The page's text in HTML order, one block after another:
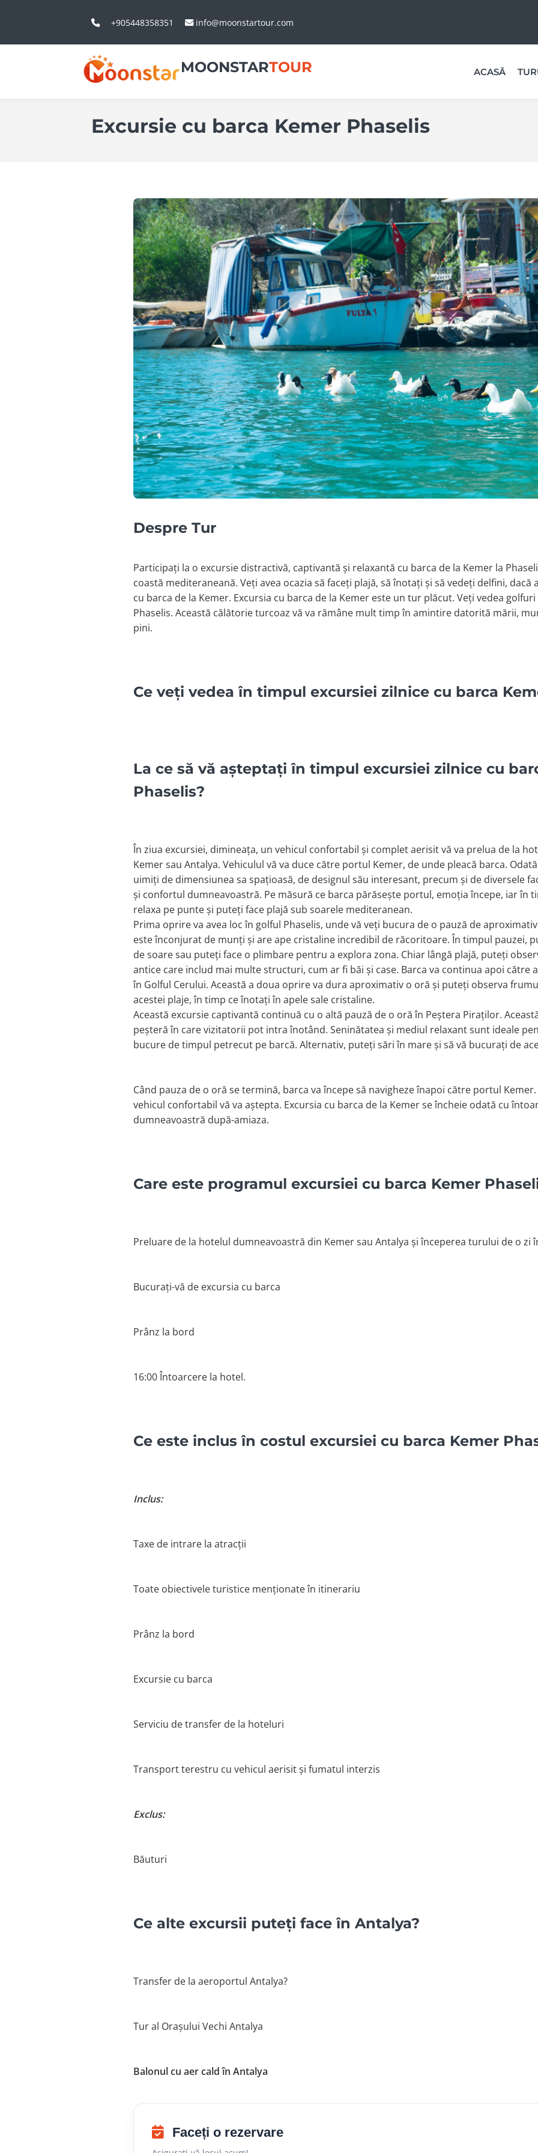
+905448358351 info@moonstartour.com
MOONSTARTOUR ACASĂ
Excursie cu barca Kemer Phaselis
Despre Tur
Participați la o excursie distractivă, captivantă și relaxantă cu barca de la Kemer la
coastă mediteraneană. Veți avea ocazia să faceți plajă, să înotați și să vedeți delfini,
cu barca de la Kemer. Excursia cu barca de la Kemer este un tur plăcut. Veți vedea
Phaselis. Această călătorie turcoaz vă va rămâne mult timp în amintire datorită mării,
pini.
Ce veți vedea în timpul excursiei zilnice cu barca
La ce să vă așteptați în timpul excursiei zilnice cu
Phaselis?
În ziua excursiei, dimineața, un vehicul confortabil și complet aerisit vă va prelua de la
Kemer sau Antalya. Vehiculul vă va duce către portul Kemer, de unde pleacă barca.
uimiți de dimensiunea sa spațioasă, de designul său interesant, precum și de diversele
și confortul dumneavoastră. Pe măsură ce barca părăsește portul, emoția începe, iar în
relaxa pe punte și puteți face plajă sub soarele mediteranean.
Prima oprire va avea loc în golful Phaselis, unde vă veți bucura de o pauză de
este înconjurat de munți și are ape cristaline incredibil de răcoritoare. În timpul pauzei,
de soare sau puteți face o plimbare pentru a explora zona. Chiar lângă plajă, puteți
antice care includ mai multe structuri, cum ar fi băi și case. Barca va continua apoi către
în Golful Cerului. Această a doua oprire va dura aproximativ o oră și puteți observa
acestei plaje, în timp ce înotați în apele sale cristaline.
Această excursie captivantă continuă cu o altă pauză de o oră în Peștera Piraților.
peșteră în care vizitatorii pot intra înotând. Seninătatea și mediul relaxant sunt ideale
bucure de timpul petrecut pe barcă. Alternativ, puteți sări în mare și să vă bucurați de
Când pauza de o oră se termină, barca va începe să navigheze înapoi către portul
vehicul confortabil vă va aștepta. Excursia cu barca de la Kemer se încheie odată cu
dumneavoastră după-amiaza.
Care este programul excursiei cu barca Kemer
Preluare de la hotelul dumneavoastră din Kemer sau Antalya și începerea turului de o zi
Bucurați-vă de excursia cu barca
Prânz la bord
16:00 Întoarcere la hotel.
Ce este inclus în costul excursiei cu barca Kemer
Inclus:
Taxe de intrare la atracții
Toate obiectivele turistice menționate în itinerariu
Prânz la bord
Excursie cu barca
Serviciu de transfer de la hoteluri
Transport terestru cu vehicul aerisit și fumatul interzis
Exclus:
Băuturi
Ce alte excursii puteți face în Antalya?
Transfer de la aeroportul Antalya?
Tur al Orașului Vechi Antalya
Balonul cu aer cald în Antalya
Faceți o rezervare